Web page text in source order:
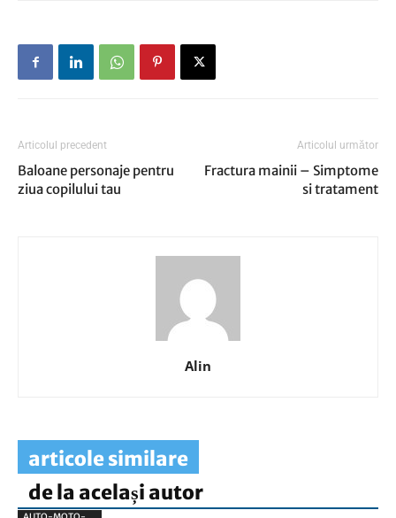
Articolul precedent
Baloane personaje pentru
ziua copilului tau
Articolul următor
Fractura mainii – Simptome
si tratament
Alin
articole similare
de la același autor